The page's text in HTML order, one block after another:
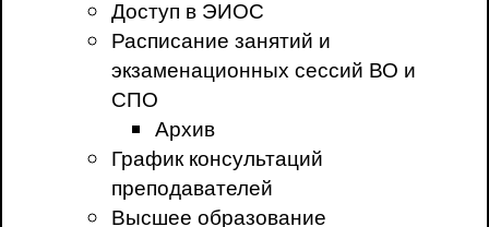
Доступ в ЭИОС
Расписание занятий и
экзаменационных сессий ВО и
СПО
Архив
График консультаций
преподавателей
Высшее образование